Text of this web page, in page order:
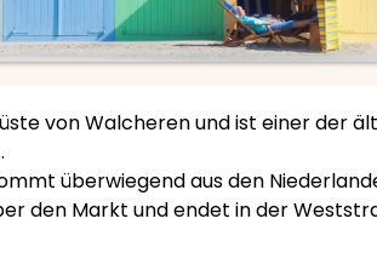
von Walcheren und ist einer der
überwiegend aus den
den Markt und endet in der